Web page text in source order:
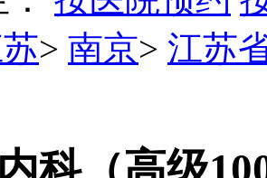
> 南京> 江苏